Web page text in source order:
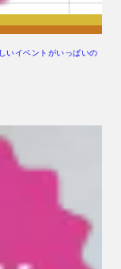
いイベントがいっぱいの